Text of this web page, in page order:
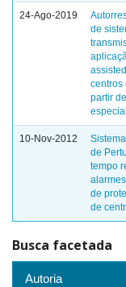
24-Ago-2019
de
centros
partir
10-Nov-2012
de
tempo
de
de
Busca facetada
Autoria